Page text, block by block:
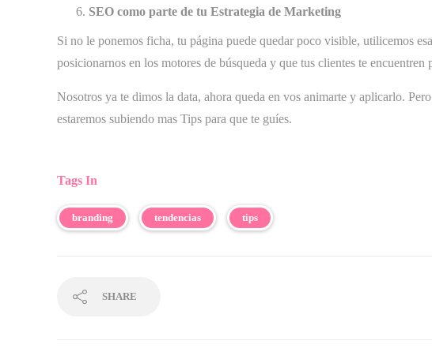
SEO como parte de tu Estrategia de Marketing
Si no le ponemos ficha, tu página puede quedar poco visible, utilicemos
posicionarnos en los motores de búsqueda y que tus clientes te encuentren
Nosotros ya te dimos la data, ahora queda en vos animarte y aplicarlo.
estaremos subiendo mas Tips para que te guíes.
Tags In
branding tendencias tips
SHARE